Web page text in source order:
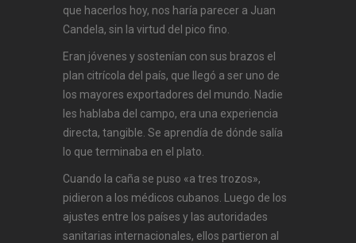
que hacerlos hoy, nos haría parecer a Juan
Candela, sin la virtud del pico fino.
Eran jóvenes y sostenían con sus brazos el
plan citrícola del país, que llegó a ser uno de
los mayores exportadores del mundo. Nadie
les hablaba del campo, era una experiencia
directa, tangible. Se aprendía de dónde salía
lo que terminaba en el plato.
Cuando la caña se puso «a tres trozos»,
pidieron a los médicos cubanos. Luego de los
ajustes entre los países y las autoridades
sanitarias internacionales, ellos partieron al